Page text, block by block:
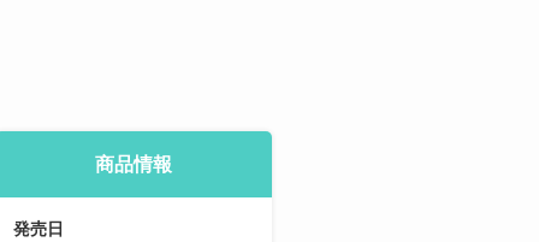
商品情報
発売日